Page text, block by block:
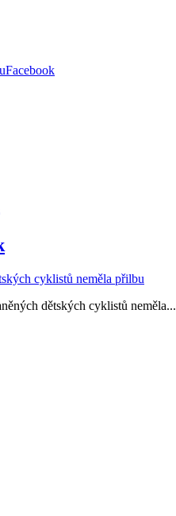
Facebook
dětských cyklistů neměla...